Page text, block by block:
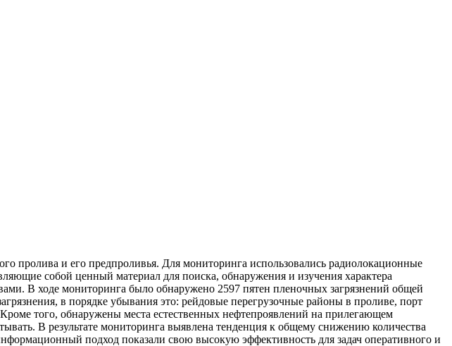
пролива и его предпроливья. Для мониторинга использовались радиолокационные
собой ценный материал для поиска, обнаружения и изучения характера
В ходе мониторинга было обнаружено 2597 пятен пленочных загрязнений общей
в порядке убывания это: рейдовые перегрузочные районы в проливе, порт
того, обнаружены места естественных нефтепроявлений на прилегающем
В результате мониторинга выявлена тенденция к общему снижению количества
подход показали свою высокую эффективность для задач оперативного и